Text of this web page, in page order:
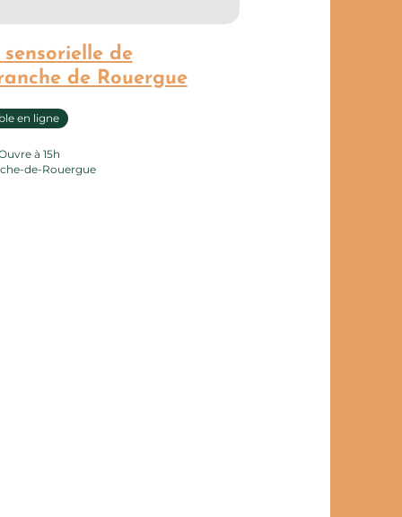
de
de Rouergue
en ligne
à 15h
de-Rouergue
page au carnet de voyage ?